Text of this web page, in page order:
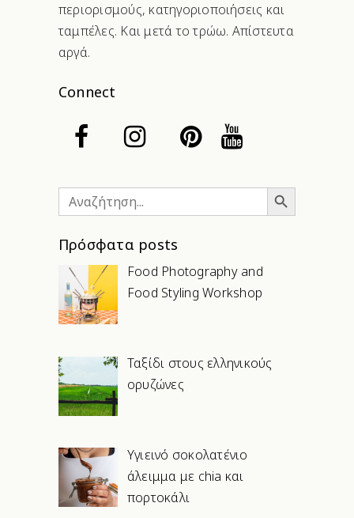
περιορισμούς, κατηγοριοποιήσεις και
ταμπέλες. Και μετά το τρώω. Απίστευτα
αργά.
Connect
Search
for:
Search Button
Πρόσφατα posts
Food Photography and
Food Styling Workshop
Ταξίδι στους ελληνικούς
ορυζώνες
Υγιεινό σοκολατένιο
άλειμμα με chia και
πορτοκάλι